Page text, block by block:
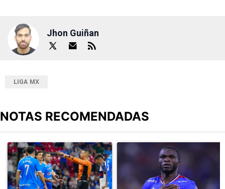
Jhon Guiñan
LIGA MX
NOTAS RECOMENDADAS
Un artículo de tendencia con el título "Cruz Azul 2-3 Atlante:
Un artículo de tendencia con